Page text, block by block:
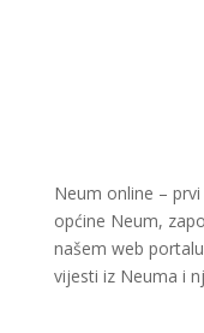
Neum online –
općine Neum,
našem web
vijesti iz Neuma i